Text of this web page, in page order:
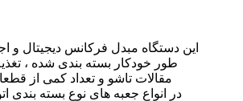
این دستگاه مبدل فرکانس دیجیتال و
طور خودکار بسته بندی شده ،
مقالات تاشو و تعداد کمی از